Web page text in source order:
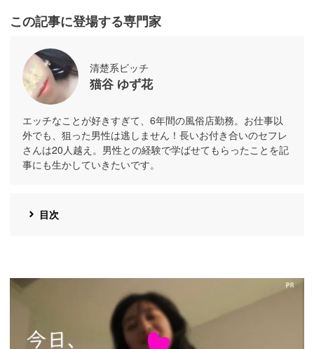
この記事に登場する専門家
清楚系ビッチ
猫谷 ゆず花
エッチなことが好きすぎて、6年間の風俗店勤務。お仕事以
外でも、狙った男性は逃しません！長いお付き合いのセフレ
さんは20人越え。男性との経験で学ばせてもらったことを記
事にも生かしていきたいです。
目次
https://pcmax.jp/lp/?